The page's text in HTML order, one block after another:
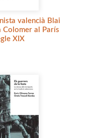
valencià Blai
Colomer al París
XIX